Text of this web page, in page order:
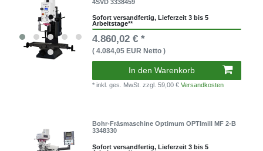
4SVD 3338459
Sofort versandfertig, Lieferzeit 3 bis 5
Arbeitstage**
4.860,02 € *
( 4.084,05 EUR Netto )
In den Warenkorb
* inkl. ges. MwSt.zzgl. 59,00 €Versandkosten
Bohr-Fräsmaschine Optimum OPTImill MF 2-B
3348330
Sofort versandfertig, Lieferzeit 3 bis 5